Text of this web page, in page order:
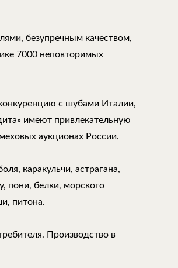
безупречным качеством,
7000 неповторимых
с шубами Италии,
имеют привлекательную
аукционах России.
каракульчи, астрагана,
пони, белки, морского
питона.
Производство в